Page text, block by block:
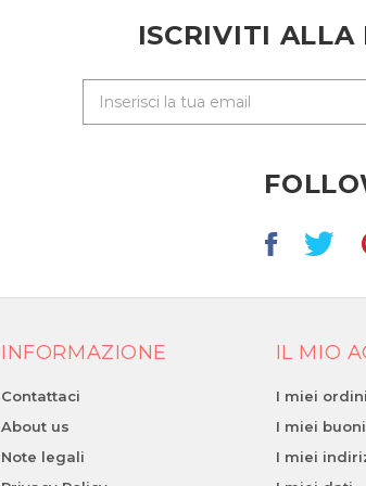
ISCRIVITI ALLA
INFORMAZIONE
Contattaci
About us
Note legali
IL MIO
I miei ordini
I miei
I miei